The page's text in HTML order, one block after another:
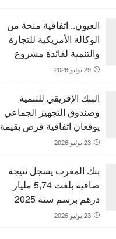
العيون.. اتفاقية منحة من
الوكالة الأمريكية للتجارة
والتنمية لفائدة مشروع
“ORNX” بغية إنتاج الأمونيا
الخضراء
29 يوليو 2026
البنك الإفريقي للتنمية
وصندوق التجهيز الجماعي
يوقعان اتفاقية قرض بقيمة
150 مليون يورو لدعم23 يوليو 2026
بنك المغرب يسجل نتيجة
صافية بلغت 5,74 مليار
درهم برسم سنة 2025
23 يوليو 2026